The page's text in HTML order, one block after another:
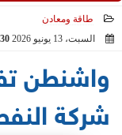
طاقة ومعادن
السبت، 13 يونيو 2026
واشنطن
شركة